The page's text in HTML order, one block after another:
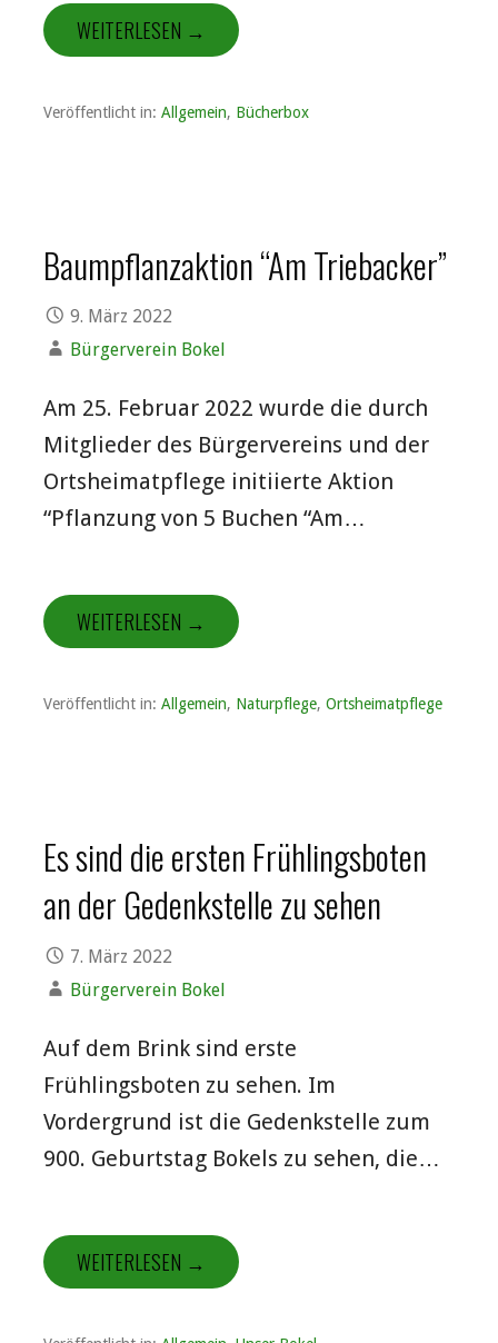
WEITERLESEN →
Veröffentlicht in: Allgemein, Bücherbox
Baumpflanzaktion “Am Triebacker”
9. März 2022
Bürgerverein Bokel
Am 25. Februar 2022 wurde die durch
Mitglieder des Bürgervereins und der
Ortsheimatpflege initiierte Aktion
“Pflanzung von 5 Buchen “Am…
WEITERLESEN →
Veröffentlicht in: Allgemein, Naturpflege, Ortsheimatpflege
Es sind die ersten Frühlingsboten
an der Gedenkstelle zu sehen
7. März 2022
Bürgerverein Bokel
Auf dem Brink sind erste
Frühlingsboten zu sehen. Im
Vordergrund ist die Gedenkstelle zum
900. Geburtstag Bokels zu sehen, die…
WEITERLESEN →